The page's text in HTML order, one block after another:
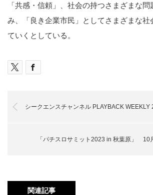
「共感・信頼」、社会の持つさまざまな
み、「良き企業市民」としてさまざまな社
ていくとしている。
シークエンスチャンネル PLAYBACK WEEKLY
「パチスロサミット2023 in 秋葉原」 10
関連記事